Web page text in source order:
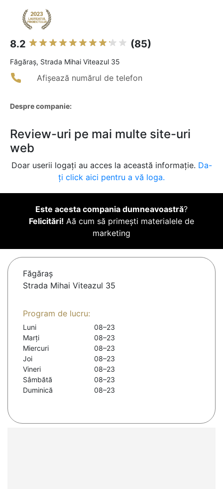
8.2 (85)
Făgăraş, Strada Mihai Viteazul 35
Afișează numărul de telefon
Despre companie:
Review-uri pe mai multe site-uri
web
Doar userii logați au acces la această informație. Da-
ți click aici pentru a vă loga.
Este acesta compania dumneavoastră?
Felicitări! Aă cum să primești materialele de
marketing
Făgăraş
Strada Mihai Viteazul 35
Program de lucru:
Luni
08–23
Marți
08–23
Miercuri
08–23
Joi
08–23
Vineri
08–23
Sâmbătă
08–23
Duminică
08–23